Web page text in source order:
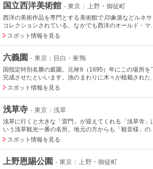
国立西洋美術館 - 東京：上野・御徒町
西洋の美術作品を専門とする美術館で,印象派などルネ
コレクションされている。なかでも西洋のオールド・マ
スポット情報を見る
六義園 - 東京：目白・巣鴨
国指定特別名勝の庭園。元禄8（1695）年にこの場所
完成させたといいます。池のまわりに木々が植栽された
スポット情報を見る
浅草寺 - 東京：浅草
浅草に行くと大きな「雷門」が迎えてくれる「浅草寺
いう浅草観光一番の名所。地元の方からも「観音様」の
スポット情報を見る
上野恩賜公園 - 東京：上野・御徒町